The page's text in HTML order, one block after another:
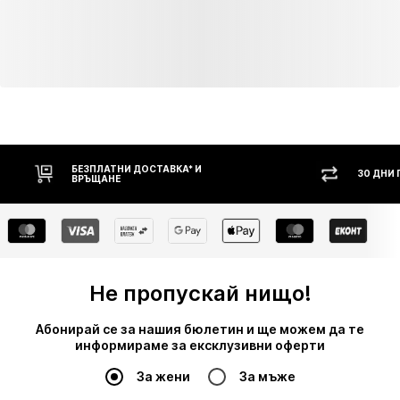
БЕЗПЛАТНИ ДОСТАВКА* И
ВРЪЩАНЕ
30 ДНИ
Не пропускай нищо!
Абонирай се за нашия бюлетин и ще можем да те
информираме за ексклузивни оферти
За жени За мъже